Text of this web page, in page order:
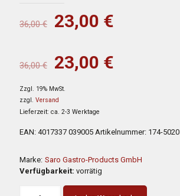
36,00€
Ursprünglicher
war:
36,00 €
23,00 €
36,00€
Ursprünglicher
war:
36,00 €
23,00 €
Zzgl. 19% MwSt.
zzgl. Versand
Lieferzeit: ca. 2-3 Werktage
EAN: 4017337 039005 Artikelnummer: 174-5020
Marke: Saro Gastro-Products GmbH
Verfügbarkeit: vorrätig